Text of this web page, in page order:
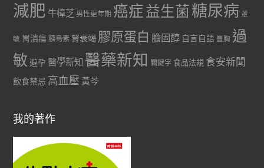
減肥 牛樟芝 男性更年期 癌症益生菌 糖尿病 罩
敏 胃潰瘍 胰島素 腎衰竭 膠原蛋白 膽固醇 自言自語 豐胸 過
敏 避孕 醫學新知 醫藥新知 關鍵字 食品法規 食安新聞
飲食禁忌 高血壓 黃芩
我的著作